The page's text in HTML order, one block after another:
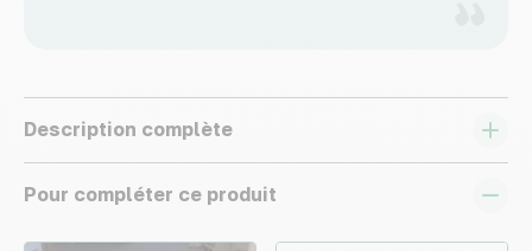
Description complète
Pour compléter ce produit